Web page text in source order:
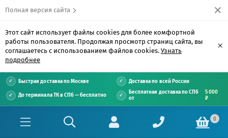
Полная версия сайта
Этот сайт использует файлы cookies для более комфортной
работы пользователя. Продолжая просмотр страниц сайта, вы
соглашаетесь с использованием файлов cookies. Узнать
подробнее
×
Быстрая доставка по Москве Доставка по всей России
До терминала ТК в СПб — бесплатно
Бесплатная доставка по СПб
от
5 000
₽
0